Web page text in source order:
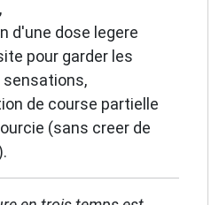
d'une dose legere
pour garder les
sensations,
de course partielle
(sans creer de